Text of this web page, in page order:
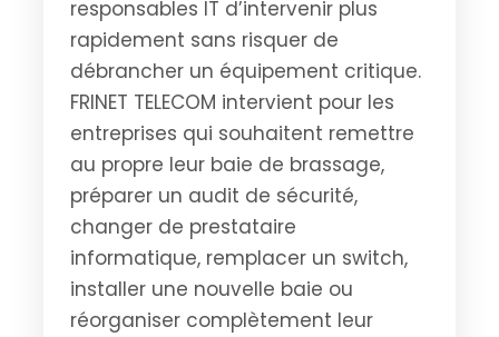
responsables IT d’intervenir plus
rapidement sans risquer de
débrancher un équipement critique.
FRINET TELECOM intervient pour les
entreprises qui souhaitent remettre
au propre leur baie de brassage,
préparer un audit de sécurité,
changer de prestataire
informatique, remplacer un switch,
installer une nouvelle baie ou
réorganiser complètement leur